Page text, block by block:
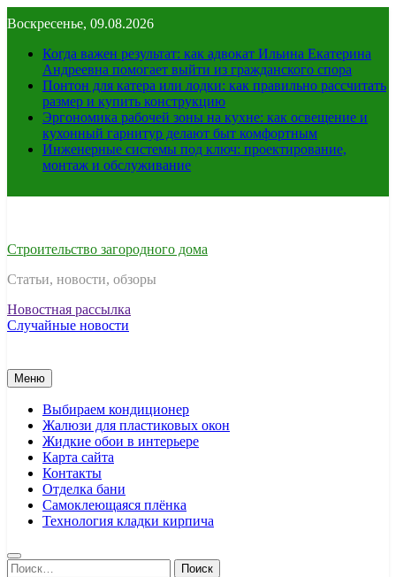
к
содержимому
Воскресенье, 09.08.2026
Когда важен результат: как адвокат Ильина Екатерина
Андреевна помогает выйти из гражданского спора
Понтон для катера или лодки: как правильно рассчитать
размер и купить конструкцию
Эргономика рабочей зоны на кухне: как освещение и
кухонный гарнитур делают быт комфортным
Инженерные системы под ключ: проектирование,
монтаж и обслуживание
Строительство загородного дома
Статьи, новости, обзоры
Новостная рассылка
Случайные новости
Меню
Выбираем кондиционер
Жалюзи для пластиковых окон
Жидкие обои в интерьере
Карта сайта
Контакты
Отделка бани
Самоклеющаяся плёнка
Технология кладки кирпича
Найти: